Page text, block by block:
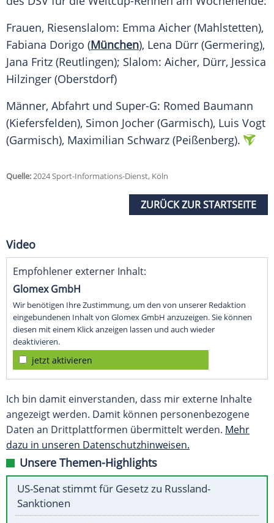
Frauen, Riesenslalom: Emma Aicher (Mahlstetten),
Fabiana Dorigo (München), Lena Dürr (Germering),
Jana Fritz (Reutlingen); Slalom: Aicher, Dürr, Jessica
Hilzinger (Oberstdorf)
Männer, Abfahrt und Super-G: Romed Baumann
(Kiefersfelden), Simon Jocher (Garmisch), Luis Vogt
(Garmisch), Maximilian Schwarz (Peißenberg).
Quelle:2024 Sport-Informations-Dienst, Köln
ZURÜCK ZUR STARTSEITE
Video
Empfohlener externer Inhalt:
Glomex GmbH
Wir benötigen Ihre Zustimmung, um den von unserer Redaktion
eingebundenen Inhalt von Glomex GmbH anzuzeigen. Sie können
diesen mit einem Klick anzeigen lassen und auch wieder
deaktivieren.
jetzt aktivieren
Ich bin damit einverstanden, dass mir externe Inhalte
angezeigt werden. Damit können personenbezogene
Daten an Drittplattformen übermittelt werden. Mehr
dazu in unseren Datenschutzhinweisen.
Unsere Themen-Highlights
US-Senat stimmt für Gesetz zu Russland-
Sanktionen